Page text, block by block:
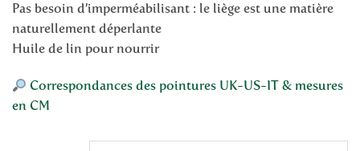
Pas besoin d’imperméabilisant : le liège est une matière
naturellement déperlante
Huile de lin pour nourrir
Correspondances des pointures UK-US-IT & mesures
en CM